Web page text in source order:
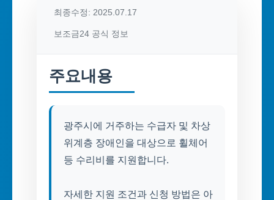
최종수정: 2025.07.17
보조금24 공식 정보
주요내용
광주시에 거주하는 수급자 및 차상
위계층 장애인을 대상으로 휠체어
등 수리비를 지원합니다.
자세한 지원 조건과 신청 방법은 아